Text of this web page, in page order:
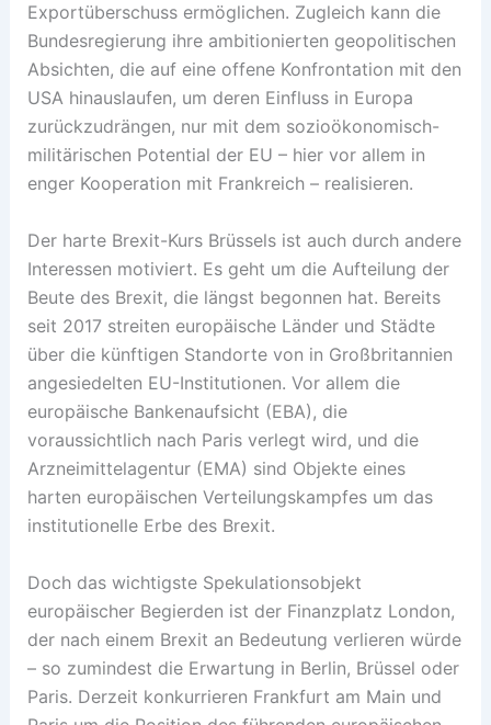
Exportüberschuss ermöglichen. Zugleich kann die
Bundesregierung ihre ambitionierten geopolitischen
Absichten, die auf eine offene Konfrontation mit den
USA hinauslaufen, um deren Einfluss in Europa
zurückzudrängen, nur mit dem sozioökonomisch-
militärischen Potential der EU – hier vor allem in
enger Kooperation mit Frankreich – realisieren.
Der harte Brexit-Kurs Brüssels ist auch durch andere
Interessen motiviert. Es geht um die Aufteilung der
Beute des Brexit, die längst begonnen hat. Bereits
seit 2017 streiten europäische Länder und Städte
über die künftigen Standorte von in Großbritannien
angesiedelten EU-Institutionen. Vor allem die
europäische Bankenaufsicht (EBA), die
voraussichtlich nach Paris verlegt wird, und die
Arzneimittelagentur (EMA) sind Objekte eines
harten europäischen Verteilungskampfes um das
institutionelle Erbe des Brexit.
Doch das wichtigste Spekulationsobjekt
europäischer Begierden ist der Finanzplatz London,
der nach einem Brexit an Bedeutung verlieren würde
– so zumindest die Erwartung in Berlin, Brüssel oder
Paris. Derzeit konkurrieren Frankfurt am Main und